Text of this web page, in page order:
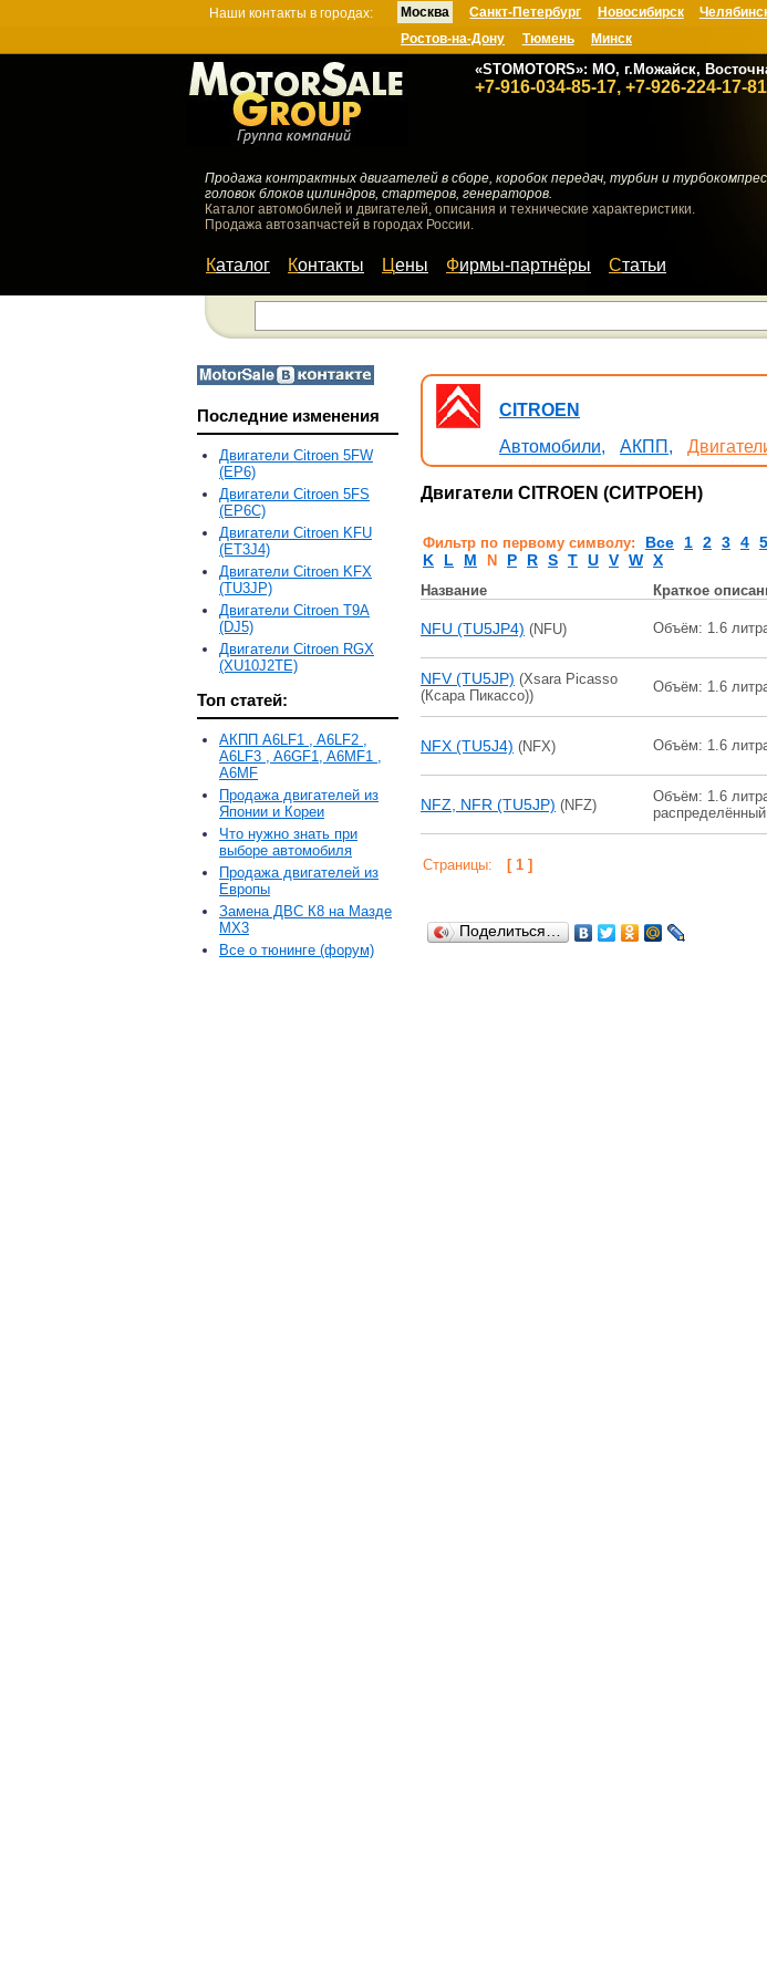
Наши контакты в городах: Москва
«STOMOTORS»: МО, г.Можайск,
+7-916-034-85-17, +7-926-224-17-81
Санкт-Петербург Новосибирск
Ростов-на-Дону
Тюмень Минск
Продажа контрактных двигателей в сборе, коробок передач, турбин и
головок блоков цилиндров, стартеров, генераторов.
Каталог автомобилей и двигателей, описания и технические характеристики.
Продажа автозапчастей в городах России.
Каталог Контакты Цены Фирмы-партнёры Статьи
Последние изменения
Двигатели Citroen 5FW
(EP6)
Двигатели Citroen 5FS
(EP6C)
Двигатели Citroen KFU
(ET3J4)
Двигатели Citroen KFX
(TU3JP)
Двигатели Citroen T9A
(DJ5)
Двигатели Citroen RGX
(XU10J2TE)
Топ статей:
АКПП A6LF1 , A6LF2 ,
A6LF3 , A6GF1, A6MF1 ,
A6MF
Продажа двигателей из
Японии и Кореи
Что нужно знать при
выборе автомобиля
Продажа двигателей из
Европы
Замена ДВС К8 на Мазде
MX3
Все о тюнинге (форум)
CITROEN
Автомобили,
АКПП,
Двигатели CITROEN (СИТРОЕН)
Фильтр по первому символу: Все 1 2 3 4 5
K
L M N P R S T U V W X
Название Краткое
NFU (TU5JP4) (NFU) Объём: 1.6
NFV (TU5JP) (Xsara Picasso
(Ксара Пикассо))
Объём: 1.6
NFX (TU5J4) (NFX) Объём: 1.6
NFZ, NFR (TU5JP) (NFZ)
Объём: 1.6
Страницы: [ 1 ]
Поделиться…